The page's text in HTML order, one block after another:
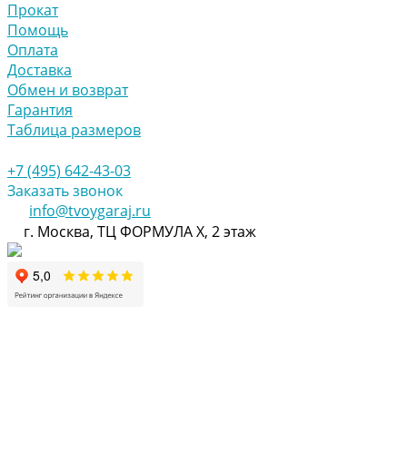
Прокат
Помощь
Оплата
Доставка
Обмен и возврат
Гарантия
Таблица размеров
+7 (495) 642-43-03
Заказать звонок
info@tvoygaraj.ru
г. Москва, ТЦ ФОРМУЛА Х, 2 этаж